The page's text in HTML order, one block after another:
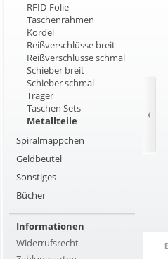
RFID-Folie
Taschenrahmen
Kordel
Reißverschlüsse breit
Reißverschlüsse schmal
Schieber breit
Schieber schmal
Träger
Taschen Sets
Metallteile
Spiralmäppchen
Geldbeutel
Sonstiges
Bücher
Informationen
Widerrufsrecht